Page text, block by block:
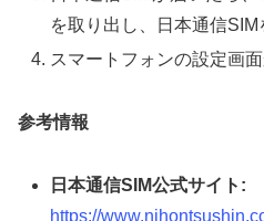
を取り出し、日本通信SIM
スマートフォンの設定画
参考情報
日本通信SIM公式サイト:
https://